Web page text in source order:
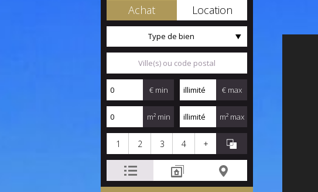
Achat Location
Type de bien
€ min € max
m² min m² max
1 2 3 4 +